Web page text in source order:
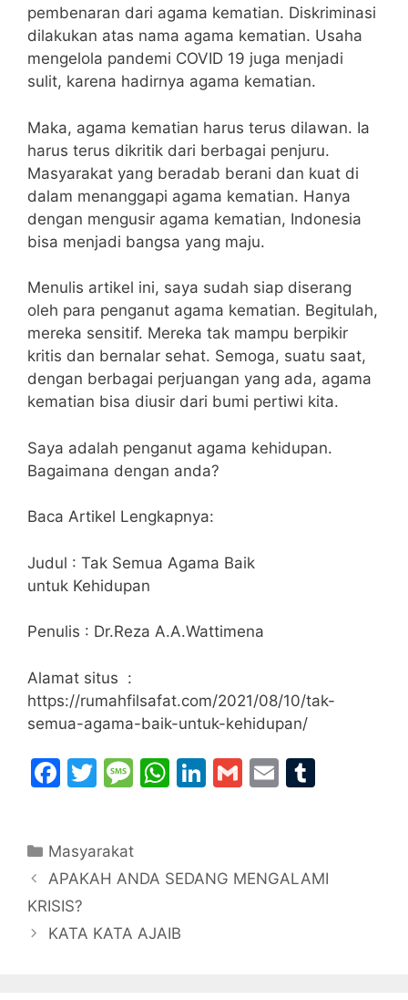
pembenaran dari agama kematian. Diskriminasi
dilakukan atas nama agama kematian. Usaha
mengelola pandemi COVID 19 juga menjadi
sulit, karena hadirnya agama kematian.
Maka, agama kematian harus terus dilawan. Ia
harus terus dikritik dari berbagai penjuru.
Masyarakat yang beradab berani dan kuat di
dalam menanggapi agama kematian. Hanya
dengan mengusir agama kematian, Indonesia
bisa menjadi bangsa yang maju.
Menulis artikel ini, saya sudah siap diserang
oleh para penganut agama kematian. Begitulah,
mereka sensitif. Mereka tak mampu berpikir
kritis dan bernalar sehat. Semoga, suatu saat,
dengan berbagai perjuangan yang ada, agama
kematian bisa diusir dari bumi pertiwi kita.
Saya adalah penganut agama kehidupan.
Bagaimana dengan anda?
Baca Artikel Lengkapnya:
Judul : Tak Semua Agama Baik
untuk Kehidupan
Penulis : Dr.Reza A.A.Wattimena
Alamat situs :
https://rumahfilsafat.com/2021/08/10/tak-
semua-agama-baik-untuk-kehidupan/
F
e
b
o
o
T
er
M
s
a
g
e
W
A
p
p
Li
dI
G
E
r
Categories
Masyarakat
APAKAH ANDA SEDANG MENGALAMI
KRISIS?
KATA KATA AJAIB